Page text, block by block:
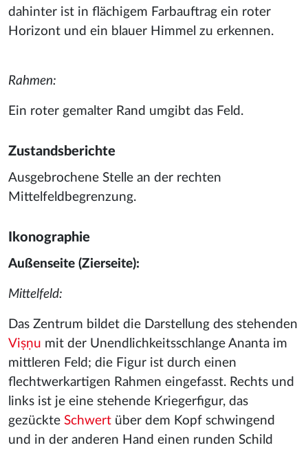
dahinter ist in flächigem Farbauftrag ein roter
Horizont und ein blauer Himmel zu erkennen.
Rahmen:
Ein roter gemalter Rand umgibt das Feld.
Zustandsberichte
Ausgebrochene Stelle an der rechten
Mittelfeldbegrenzung.
Ikonographie
Außenseite (Zierseite):
Mittelfeld:
Das Zentrum bildet die Darstellung des stehenden
Viṣṇu mit der Unendlichkeitsschlange Ananta im
mittleren Feld; die Figur ist durch einen
flechtwerkartigen Rahmen eingefasst. Rechts und
links ist je eine stehende Kriegerfigur, das
gezückte Schwert über dem Kopf schwingend
und in der anderen Hand einen runden Schild